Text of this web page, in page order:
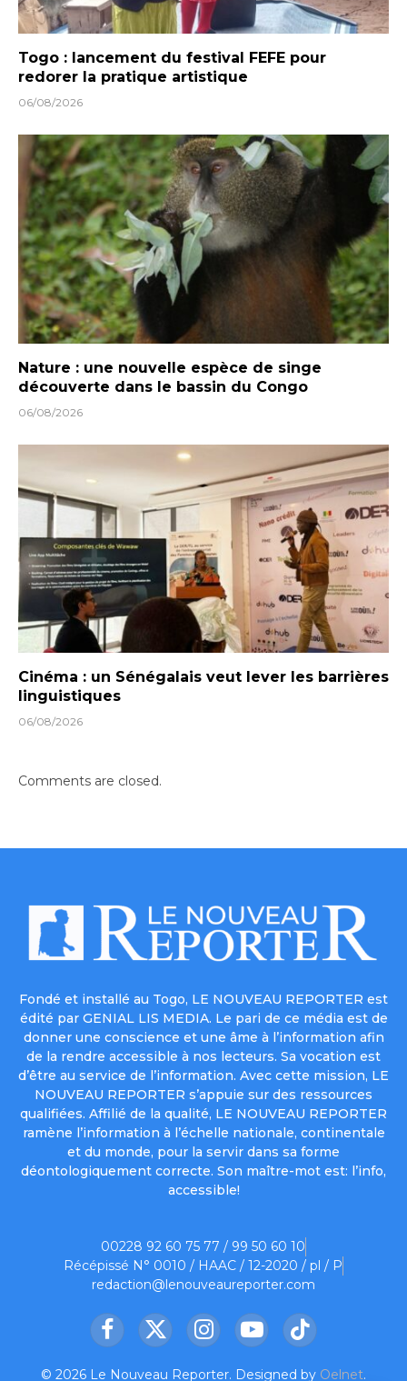
Togo : lancement du festival FEFE pour
redorer la pratique artistique
06/08/2026
Nature : une nouvelle espèce de singe
découverte dans le bassin du Congo
06/08/2026
Cinéma : un Sénégalais veut lever les barrières
linguistiques
06/08/2026
Comments are closed.
Fondé et installé au Togo, LE NOUVEAU REPORTER est
édité par GENIAL LIS MEDIA. Le pari de ce média est de
donner une conscience et une âme à l’information afin
de la rendre accessible à nos lecteurs. Sa vocation est
d’être au service de l’information. Avec cette mission, LE
NOUVEAU REPORTER s’appuie sur des ressources
qualifiées. Affilié de la qualité, LE NOUVEAU REPORTER
ramène l’information à l’échelle nationale, continentale
et du monde, pour la servir dans sa forme
déontologiquement correcte. Son maître-mot est: l’info,
accessible!
00228 92 60 75 77 / 99 50 60 10
Récépissé N° 0010 / HAAC / 12-2020 / pl / P
redaction@lenouveaureporter.com
Facebook
X
InstagramYouTubeTikTok
© 2026 Le Nouveau Reporter. Designed by Oelnet.